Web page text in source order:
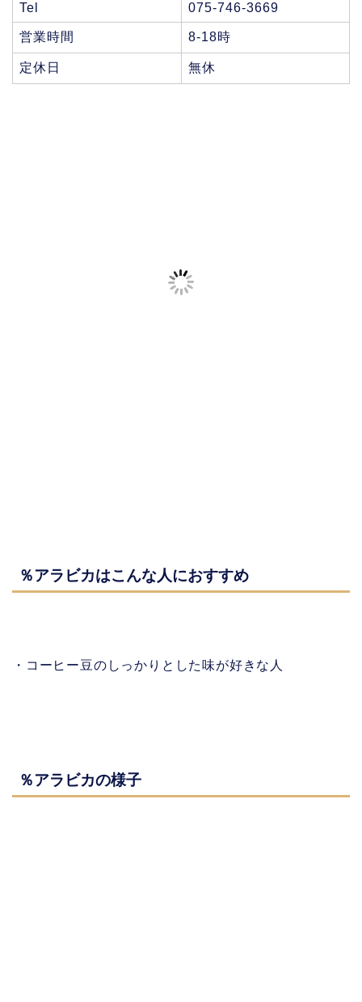
Tel 075-746-3669
営業時間 8-18時
定休日 無休
％アラビカはこんな人におすすめ
・コーヒー豆のしっかりとした味が好きな人
％アラビカの様子